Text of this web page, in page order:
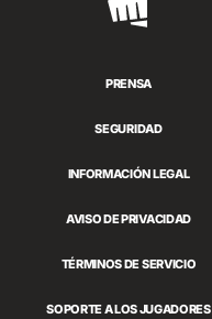
Riot
PRENSA
SEGURIDAD
INFORMACIÓN LEGAL
AVISO DE PRIVACIDAD
TÉRMINOS DE SERVICIO
SOPORTE A LOS JUGADORES